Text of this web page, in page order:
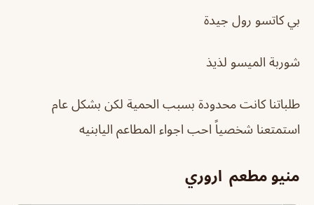
بي كاتسو رول جيدة
شوربة الميسو لذيذ
طلباتنا كانت محدودة بسبب الحمية لكن بشكل عام
استمتعنا شخصياً احب اجواء المطاعم اليابنيه
منيو مطعم اروري